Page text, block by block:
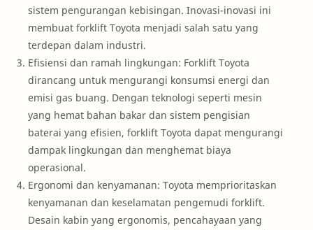
sistem pengurangan kebisingan. Inovasi-inovasi ini
membuat forklift Toyota menjadi salah satu yang
terdepan dalam industri.
Efisiensi dan ramah lingkungan: Forklift Toyota
dirancang untuk mengurangi konsumsi energi dan
emisi gas buang. Dengan teknologi seperti mesin
yang hemat bahan bakar dan sistem pengisian
baterai yang efisien, forklift Toyota dapat mengurangi
dampak lingkungan dan menghemat biaya
operasional.
Ergonomi dan kenyamanan: Toyota memprioritaskan
kenyamanan dan keselamatan pengemudi forklift.
Desain kabin yang ergonomis, pencahayaan yang